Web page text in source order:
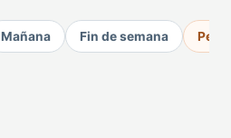
Mañana Fin de semana